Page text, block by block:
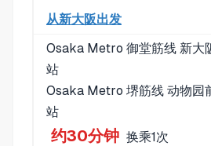
从新大阪出发
Osaka Metro 御堂筋线 新大
站
Osaka Metro 堺筋线 动物园
站
约30分钟 换乘1次